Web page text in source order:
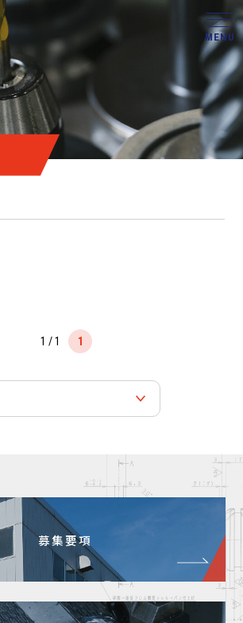
1 / 1 1
募集要項